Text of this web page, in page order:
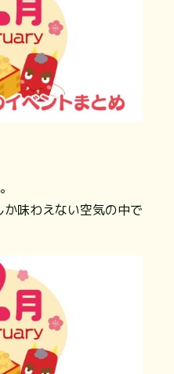
味わえない空気の中で